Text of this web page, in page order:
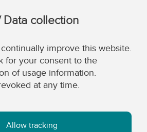
Data collection
improve this website.
for your consent to the
of usage information.
at any time.
Allow tracking